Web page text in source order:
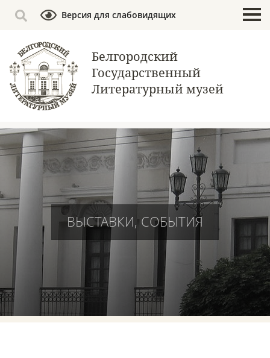
Версия для слабовидящих
Белгородский
Государственный
Литературный музей
ВЫСТАВКИ, СОБЫТИЯ